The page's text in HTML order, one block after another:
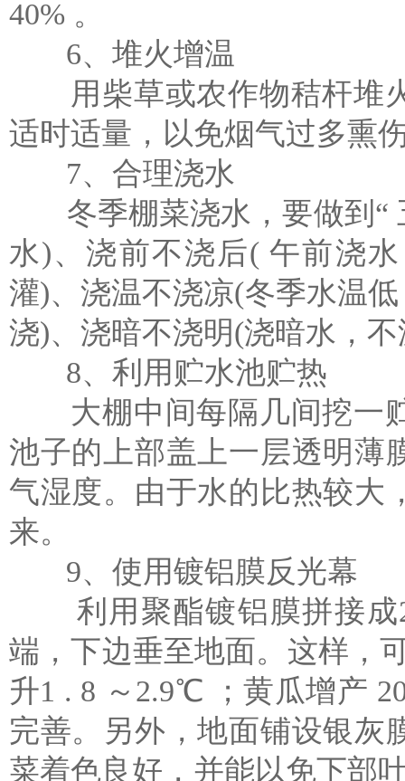
40% 。
6、堆火增温
用柴草或农作物秸杆堆火
适时适量，以免烟气过多熏
7、合理浇水
冬季棚菜浇水，要做到“
水)、浇前不浇后( 午前浇
灌)、浇温不浇凉(冬季水温
浇)、浇暗不浇明(浇暗水，
8、利用贮水池贮热
大棚中间每隔几间挖一贮
池子的上部盖上一层透明薄
气湿度。由于水的比热较大
来。
9、使用镀铝膜反光幕
利用聚酯镀铝膜拼接成2
端，下边垂至地面。这样，
升1 . 8 ～2.9℃ ；黄瓜增产
完善。另外，地面铺设银灰
菜着色良好，并能以免下部